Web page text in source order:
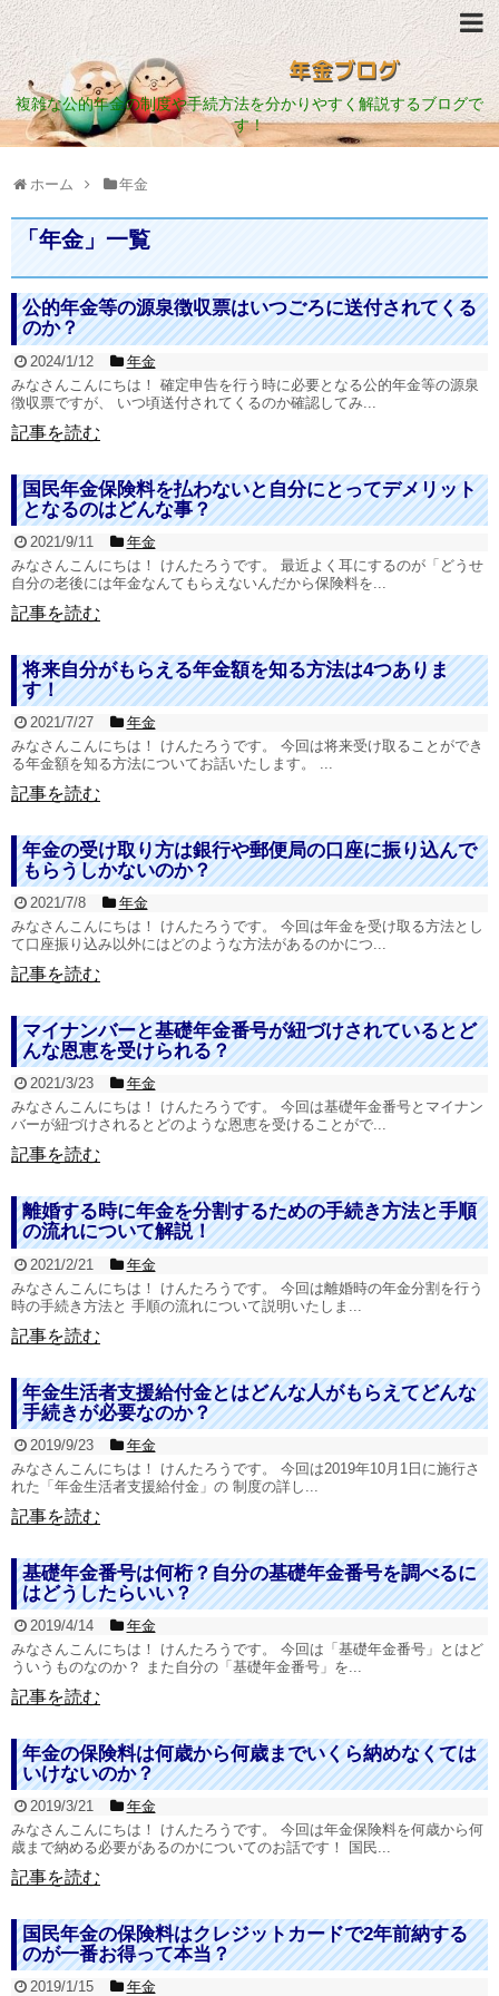
年金ブログ
複雑な公的年金の制度や手続方法を分かりやすく解説するブログで
す！
ホーム 年金
「 年金」 一覧
公的年金等の源泉徴収票はいつごろに送付されてくる
のか？
2024/1/12
年金
みなさんこんにちは！ 確定申告を行う時に必要となる公的年金等の源泉
徴収票ですが、 いつ頃送付されてくるのか確認してみ...
記事を読む
国民年金保険料を払わないと自分にとってデメリット
となるのはどんな事？
2021/9/11
年金
みなさんこんにちは！ けんたろうです。 最近よく耳にするのが「どうせ
自分の老後には年金なんてもらえないんだから保険料を...
記事を読む
将来自分がもらえる年金額を知る方法は4つありま
す！
2021/7/27
年金
みなさんこんにちは！ けんたろうです。 今回は将来受け取ることができ
る年金額を知る方法についてお話いたします。 ...
記事を読む
年金の受け取り方は銀行や郵便局の口座に振り込んで
もらうしかないのか？
2021/7/8
年金
みなさんこんにちは！ けんたろうです。 今回は年金を受け取る方法とし
て口座振り込み以外にはどのような方法があるのかにつ...
記事を読む
マイナンバーと基礎年金番号が紐づけされているとど
んな恩恵を受けられる？
2021/3/23
年金
みなさんこんにちは！ けんたろうです。 今回は基礎年金番号とマイナン
バーが紐づけされるとどのような恩恵を受けることがで...
記事を読む
離婚する時に年金を分割するための手続き方法と手順
の流れについて解説！
2021/2/21
年金
みなさんこんにちは！ けんたろうです。 今回は離婚時の年金分割を行う
時の手続き方法と 手順の流れについて説明いたしま...
記事を読む
年金生活者支援給付金とはどんな人がもらえてどんな
手続きが必要なのか？
2019/9/23
年金
みなさんこんにちは！ けんたろうです。 今回は2019年10月1日に施行さ
れた「年金生活者支援給付金」の 制度の詳し...
記事を読む
基礎年金番号は何桁？自分の基礎年金番号を調べるに
はどうしたらいい？
2019/4/14
年金
みなさんこんにちは！ けんたろうです。 今回は「基礎年金番号」とはど
ういうものなのか？ また自分の「基礎年金番号」を...
記事を読む
年金の保険料は何歳から何歳までいくら納めなくては
いけないのか？
2019/3/21
年金
みなさんこんにちは！ けんたろうです。 今回は年金保険料を何歳から何
歳まで納める必要があるのかについてのお話です！ 国民...
記事を読む
国民年金の保険料はクレジットカードで2年前納する
のが一番お得って本当？
2019/1/15 年金